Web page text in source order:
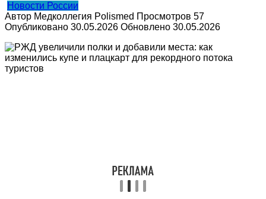
Новости России
Автор Медколлегия Polismed Просмотров 57
Опубликовано 30.05.2026 Обновлено 30.05.2026